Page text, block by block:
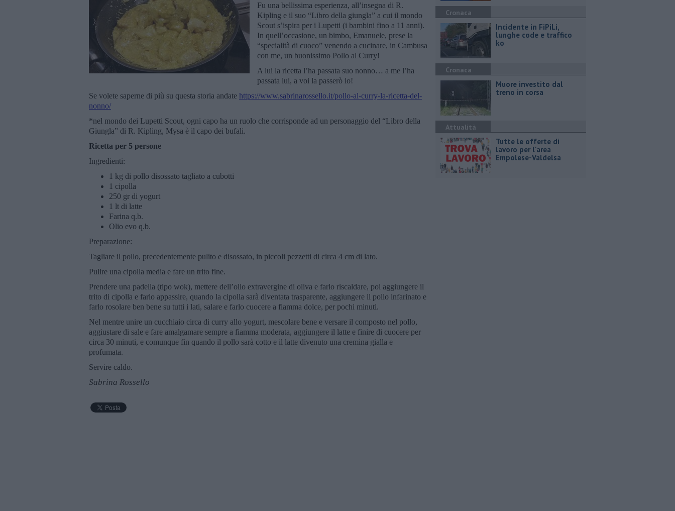
Fu una bellissima esperienza, all’insegna di R.
Kipling e il suo “Libro della giungla” a cui il mondo
Scout s’ispira per i Lupetti (i bambini fino a 11 anni).
In quell’occasione, un bimbo, Emanuele, prese la
“specialità di cuoco” venendo a cucinare, in Cambusa
con me, un buonissimo Pollo al Curry!
A lui la ricetta l’ha passata suo nonno… a me l’ha
passata lui, a voi la passerò io!
Se volete saperne di più su questa storia andate https://www.sabrinarossello.it/pollo-al-curry-la-ricetta-del-
nonno/
*nel mondo dei Lupetti Scout, ogni capo ha un ruolo che corrisponde ad un personaggio del “Libro della
Giungla” di R. Kipling, Mysa è il capo dei bufali.
Ricetta per 5 persone
Ingredienti:
1 kg di pollo disossato tagliato a cubotti
1 cipolla
250 gr di yogurt
1 lt di latte
Farina q.b.
Olio evo q.b.
Preparazione:
Tagliare il pollo, precedentemente pulito e disossato, in piccoli pezzetti di circa 4 cm di lato.
Pulire una cipolla media e fare un trito fine.
Prendere una padella (tipo wok), mettere dell’olio extravergine di oliva e farlo riscaldare, poi aggiungere il
trito di cipolla e farlo appassire, quando la cipolla sarà diventata trasparente, aggiungere il pollo infarinato e
farlo rosolare ben bene su tutti i lati, salare e farlo cuocere a fiamma dolce, per pochi minuti.
Nel mentre unire un cucchiaio circa di curry allo yogurt, mescolare bene e versare il composto nel pollo,
aggiustare di sale e fare amalgamare sempre a fiamma moderata, aggiungere il latte e finire di cuocere per
circa 30 minuti, e comunque fin quando il pollo sarà cotto e il latte divenuto una cremina gialla e
profumata.
Servire caldo.
Sabrina Rossello
Cronaca
Incidente in FiPiLi,
lunghe code e traffico
ko
Cronaca
Muore investito dal
treno in corsa
Attualità
​Tutte le offerte di
lavoro per l'area
Empolese-Valdelsa